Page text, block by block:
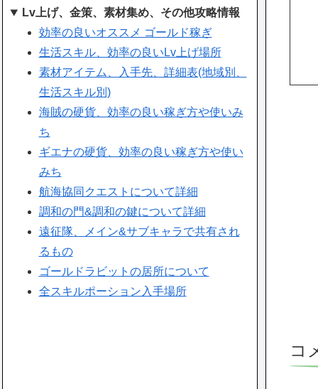
コ
Lv上げ、金策、素材集め、その他攻略情報
効率の良いオススメ ゴールド稼ぎ
生活スキル、効率の良いLv上げ場所
素材アイテム、入手先、詳細表(地域別、
生活スキル別)
海賊の硬貨、効率の良い稼ぎ方や使いみ
ち
ギエナの硬貨、効率の良い稼ぎ方や使い
みち
航海協同クエストについて詳細
調和の門&調和の鍵について詳細
遠征隊、メイン&サブキャラで共有され
るもの
ゴールドラビットの居所について
全スキルポーション入手場所